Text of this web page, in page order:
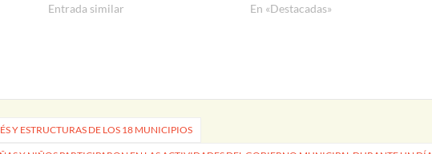
Entrada similar
En «Destacadas»
Y ESTRUCTURAS DE LOS 18 MUNICIPIOS